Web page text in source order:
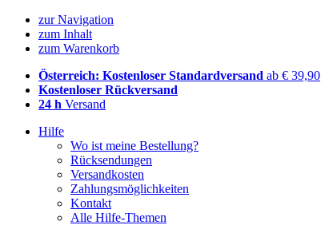
zur Navigation
zum Inhalt
zum Warenkorb
Österreich: Kostenloser Standardversand ab € 39,90
Kostenloser Rückversand
24 h Versand
Hilfe
Wo ist meine Bestellung?
Rücksendungen
Versandkosten
Zahlungsmöglichkeiten
Kontakt
Alle Hilfe-Themen